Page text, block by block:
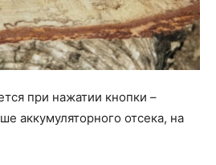
при нажатии кнопки –
аккумуляторного отсека, на